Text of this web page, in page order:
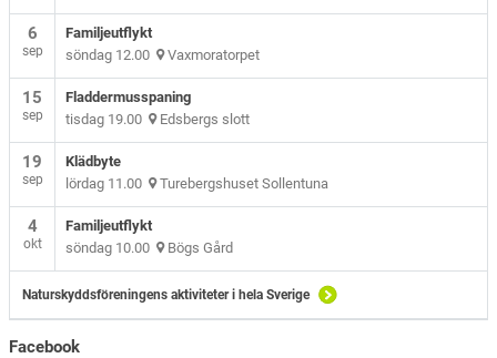
6
sep
Familjeutflykt
söndag 12.00 Vaxmoratorpet
15
sep
Fladdermusspaning
tisdag 19.00 Edsbergs slott
19
sep
Klädbyte
lördag 11.00 Turebergshuset Sollentuna
4
okt
Familjeutflykt
söndag 10.00 Bögs Gård
Naturskyddsföreningens aktiviteter i hela Sverige
Facebook